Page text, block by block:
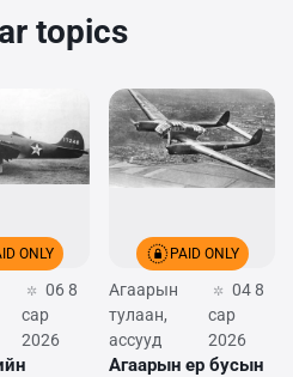
topics
ONLY
06 8
сар
2026
PAID ONLY
Агаарын
тулаан,
ассууд
04 8
сар
2026
Агаарын ер бусын